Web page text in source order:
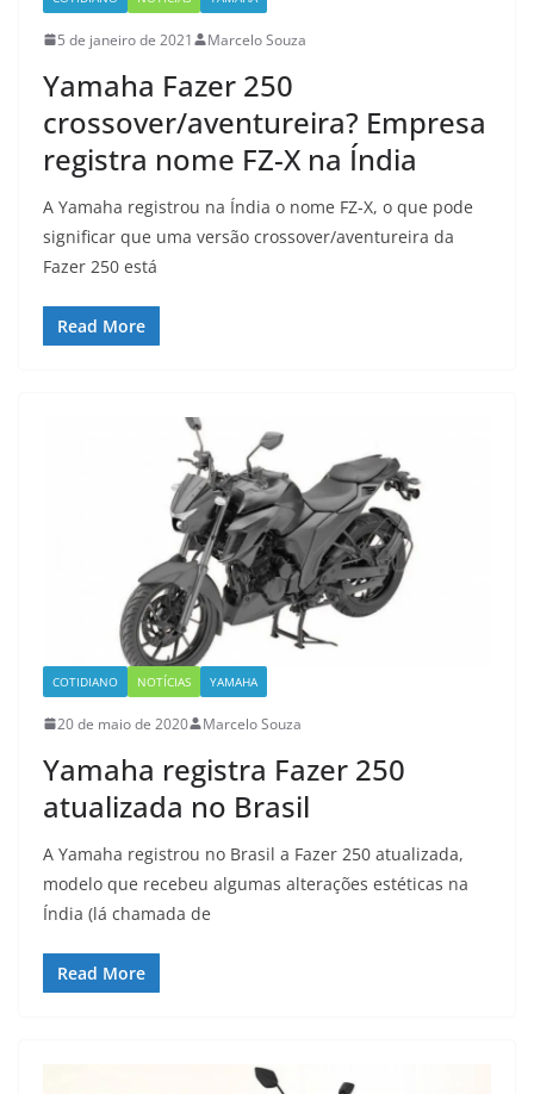
5 de janeiro de 2021 Marcelo Souza
Yamaha Fazer 250
crossover/aventureira? Empresa
registra nome FZ-X na Índia
A Yamaha registrou na Índia o nome FZ-X, o que pode
significar que uma versão crossover/aventureira da
Fazer 250 está
Read More
COTIDIANO NOTÍCIAS YAMAHA
20 de maio de 2020 Marcelo Souza
Yamaha registra Fazer 250
atualizada no Brasil
A Yamaha registrou no Brasil a Fazer 250 atualizada,
modelo que recebeu algumas alterações estéticas na
Índia (lá chamada de
Read More